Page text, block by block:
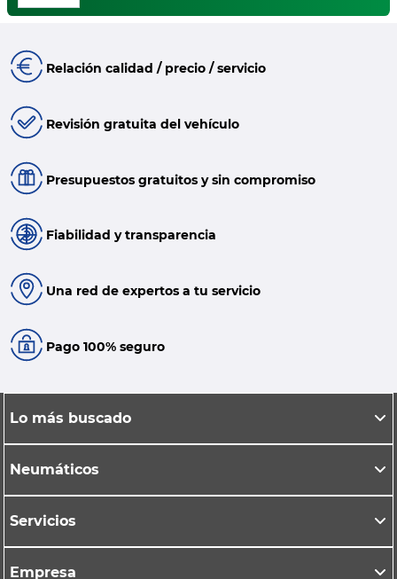
Relación calidad / precio / servicio
Revisión gratuita del vehículo
Presupuestos gratuitos y sin compromiso
Fiabilidad y transparencia
Una red de expertos a tu servicio
Pago 100% seguro
Lo más buscado
Neumáticos
Servicios
Empresa